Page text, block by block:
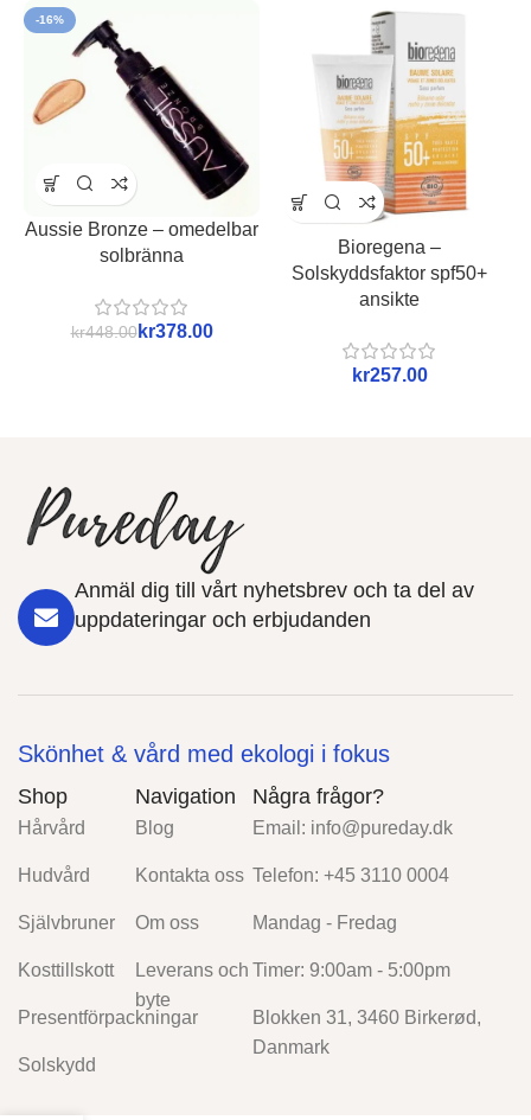
-16%
Aussie Bronze – omedelbar
solbränna
kr448.00kr378.00
Bioregena –
Solskyddsfaktor spf50+
ansikte
kr
Anmäl dig till vårt nyhetsbrev och ta del av
uppdateringar och erbjudanden
Skönhet & vård med ekologi i fokus
Shop
Hårvård
Hudvård
Självbruner
Kosttillskott
Presentförpackningar
Solskydd
Navigation
Blog
Kontakta oss
Om oss
Leverans och
byte
Några frågor?
Email: info@pureday.dk
Telefon: +45 3110 0004
Mandag - Fredag
Timer: 9:00am - 5:00pm
Blokken 31, 3460 Birkerød,
Danmark